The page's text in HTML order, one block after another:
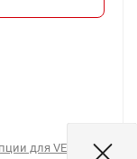
для VEDA